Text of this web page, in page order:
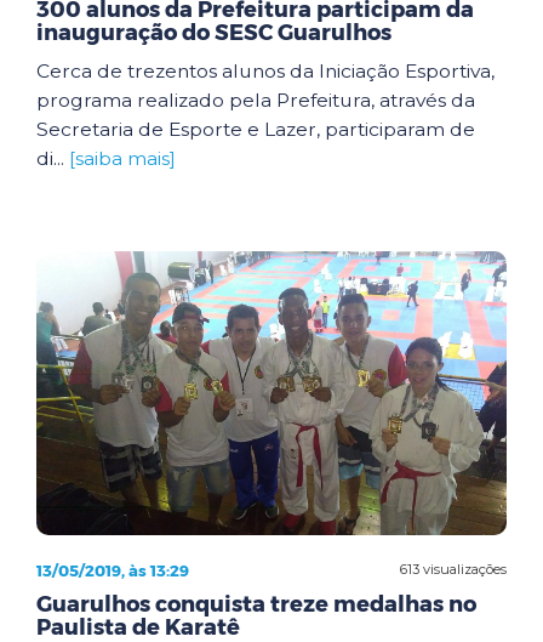
300 alunos da Prefeitura participam da
inauguração do SESC Guarulhos
Cerca de trezentos alunos da Iniciação Esportiva,
programa realizado pela Prefeitura, através da
Secretaria de Esporte e Lazer, participaram de
di... [saiba mais]
613 visualizações
13/05/2019, às 13:29
Guarulhos conquista treze medalhas no
Paulista de Karatê